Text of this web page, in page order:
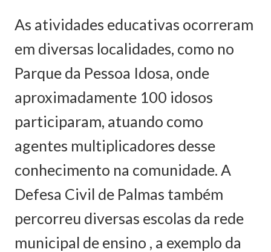
As atividades educativas ocorreram
em diversas localidades, como no
Parque da Pessoa Idosa, onde
aproximadamente 100 idosos
participaram, atuando como
agentes multiplicadores desse
conhecimento na comunidade. A
Defesa Civil de Palmas também
percorreu diversas escolas da rede
municipal de ensino , a exemplo da